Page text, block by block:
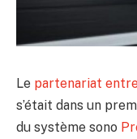
Le partenariat
s’était dans un
du système sono